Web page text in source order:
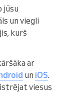
jūsu
un viegli
kurš
ar
un iOS.
viesus